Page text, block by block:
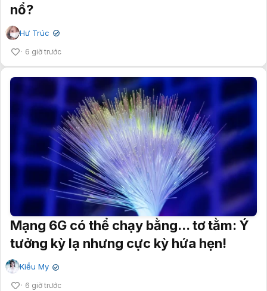
nổ?
Hư Trúc ✔
6 giờ trước
Mạng 6G có thể chạy bằng... tơ tằm: Ý
tưởng kỳ lạ nhưng cực kỳ hứa hẹn!
Kiều My ✔
6 giờ trước